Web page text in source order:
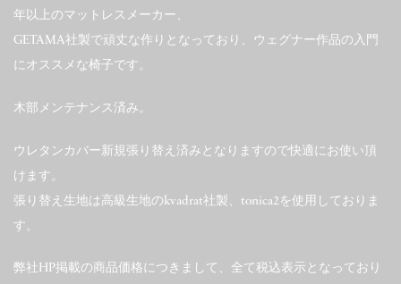
年以上のマットレスメーカー、
GETAMA社製で頑丈な作りとなっており、ウェグナー作品の入門
にオススメな椅子です。
木部メンテナンス済み。
ウレタンカバー新規張り替え済みとなりますので快適にお使い頂
けます。
張り替え生地は高級生地のkvadrat社製、tonica2を使用しておりま
す。
弊社HP掲載の商品価格につきまして、全て税込表示となっており